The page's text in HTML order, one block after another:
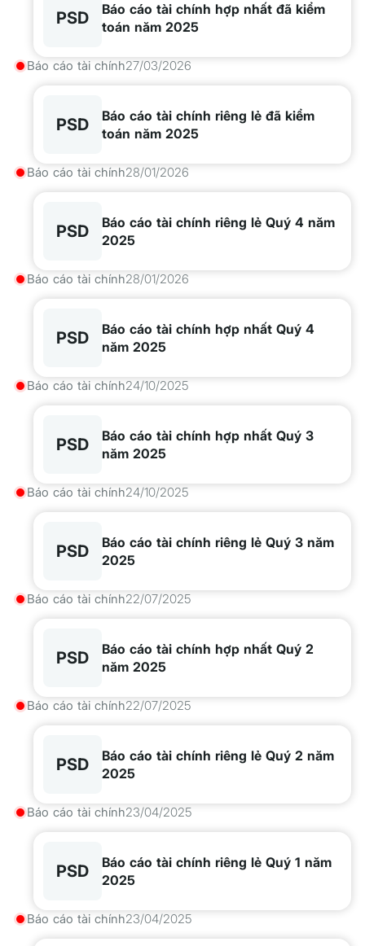
PSD
Báo cáo tài chính hợp nhất đã kiểm
toán năm 2025
Báo cáo tài chính27/03/2026
PSD
Báo cáo tài chính riêng lẻ đã kiểm
toán năm 2025
Báo cáo tài chính28/01/2026
PSD
Báo cáo tài chính riêng lẻ Quý 4 năm
2025
Báo cáo tài chính28/01/2026
PSD
Báo cáo tài chính hợp nhất Quý 4
năm 2025
Báo cáo tài chính24/10/2025
PSD
Báo cáo tài chính hợp nhất Quý 3
năm 2025
Báo cáo tài chính24/10/2025
PSD
Báo cáo tài chính riêng lẻ Quý 3 năm
2025
Báo cáo tài chính22/07/2025
PSD
Báo cáo tài chính hợp nhất Quý 2
năm 2025
Báo cáo tài chính22/07/2025
PSD
Báo cáo tài chính riêng lẻ Quý 2 năm
2025
Báo cáo tài chính23/04/2025
PSD
Báo cáo tài chính riêng lẻ Quý 1 năm
2025
Báo cáo tài chính23/04/2025